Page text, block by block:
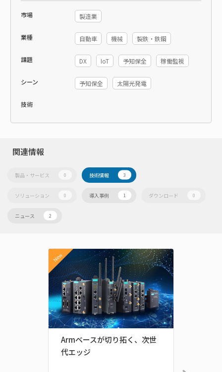
市場 製造業
業種 自動車 機械 製鉄・鉄鋼
課題 DX IoT 予知保全 稼働監視
シーン 予知保全 太陽光発電
技術
関連情報
製品・サービス 0 技術情報 3
ソリューション 0 導入事例 1 ダウンロード 0
ニュース 2
New
Armベースが切り拓く、次世
代エッジ